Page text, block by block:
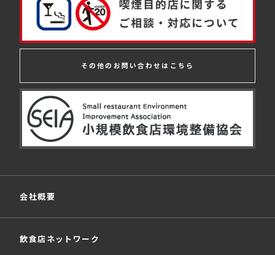
その他のお問い合わせはこちら
会社概要
飲食店ネットワーク